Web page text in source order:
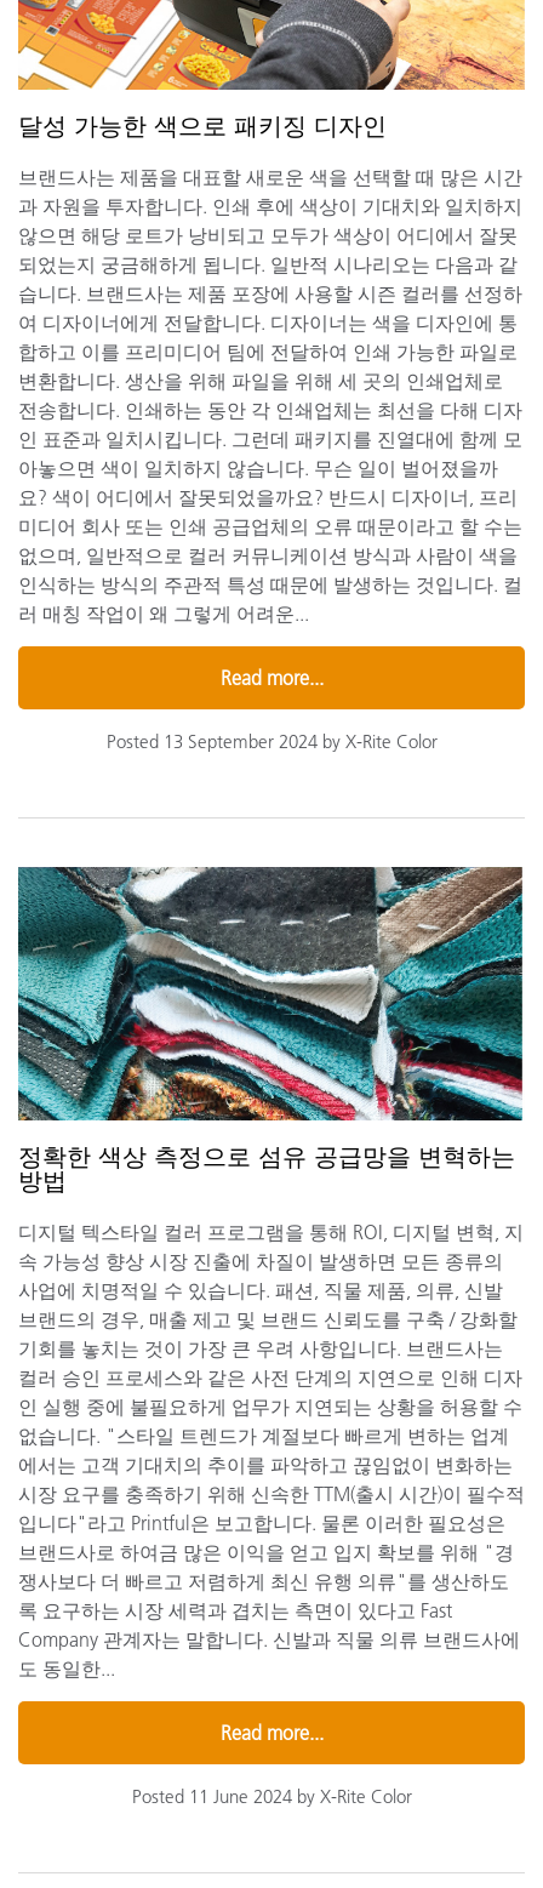
달성 가능한 색으로 패키징 디자인
브랜드사는 제품을 대표할 새로운 색을 선택할 때 많은 시간
과 자원을 투자합니다. 인쇄 후에 색상이 기대치와 일치하지
않으면 해당 로트가 낭비되고 모두가 색상이 어디에서 잘못
되었는지 궁금해하게 됩니다. 일반적 시나리오는 다음과 같
습니다. 브랜드사는 제품 포장에 사용할 시즌 컬러를 선정하
여 디자이너에게 전달합니다. 디자이너는 색을 디자인에 통
합하고 이를 프리미디어 팀에 전달하여 인쇄 가능한 파일로
변환합니다. 생산을 위해 파일을 위해 세 곳의 인쇄업체로
전송합니다. 인쇄하는 동안 각 인쇄업체는 최선을 다해 디자
인 표준과 일치시킵니다. 그런데 패키지를 진열대에 함께 모
아놓으면 색이 일치하지 않습니다. 무슨 일이 벌어졌을까
요? 색이 어디에서 잘못되었을까요? 반드시 디자이너, 프리
미디어 회사 또는 인쇄 공급업체의 오류 때문이라고 할 수는
없으며, 일반적으로 컬러 커뮤니케이션 방식과 사람이 색을
인식하는 방식의 주관적 특성 때문에 발생하는 것입니다. 컬
러 매칭 작업이 왜 그렇게 어려운...
Read more...
Posted 13 September 2024 by X-Rite Color
정확한 색상 측정으로 섬유 공급망을 변혁하는
방법
디지털 텍스타일 컬러 프로그램을 통해 ROI, 디지털 변혁, 지
속 가능성 향상 시장 진출에 차질이 발생하면 모든 종류의
사업에 치명적일 수 있습니다. 패션, 직물 제품, 의류, 신발
브랜드의 경우, 매출 제고 및 브랜드 신뢰도를 구축 / 강화할
기회를 놓치는 것이 가장 큰 우려 사항입니다. 브랜드사는
컬러 승인 프로세스와 같은 사전 단계의 지연으로 인해 디자
인 실행 중에 불필요하게 업무가 지연되는 상황을 허용할 수
없습니다. "스타일 트렌드가 계절보다 빠르게 변하는 업계
에서는 고객 기대치의 추이를 파악하고 끊임없이 변화하는
시장 요구를 충족하기 위해 신속한 TTM(출시 시간)이 필수적
입니다"라고 Printful은 보고합니다. 물론 이러한 필요성은
브랜드사로 하여금 많은 이익을 얻고 입지 확보를 위해 "경
쟁사보다 더 빠르고 저렴하게 최신 유행 의류"를 생산하도
록 요구하는 시장 세력과 겹치는 측면이 있다고 Fast
Company 관계자는 말합니다. 신발과 직물 의류 브랜드사에
도 동일한...
Read more...
Posted 11 June 2024 by X-Rite Color